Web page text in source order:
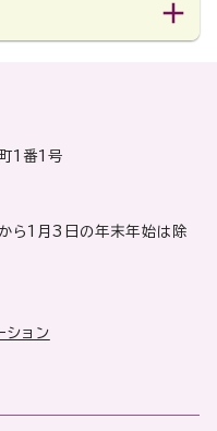
1番1号
ら1月3日の年末年始は除
ション